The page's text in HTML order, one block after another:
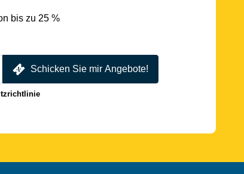
bis zu 25 %
Schicken Sie mir Angebote!